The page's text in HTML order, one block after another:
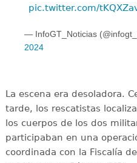
pic.twitter.com/
— InfoGT_Noticias
2024
La escena era desoladora.
tarde, los rescatistas
los cuerpos de los dos
participaban en una
coordinada con la Fiscalía